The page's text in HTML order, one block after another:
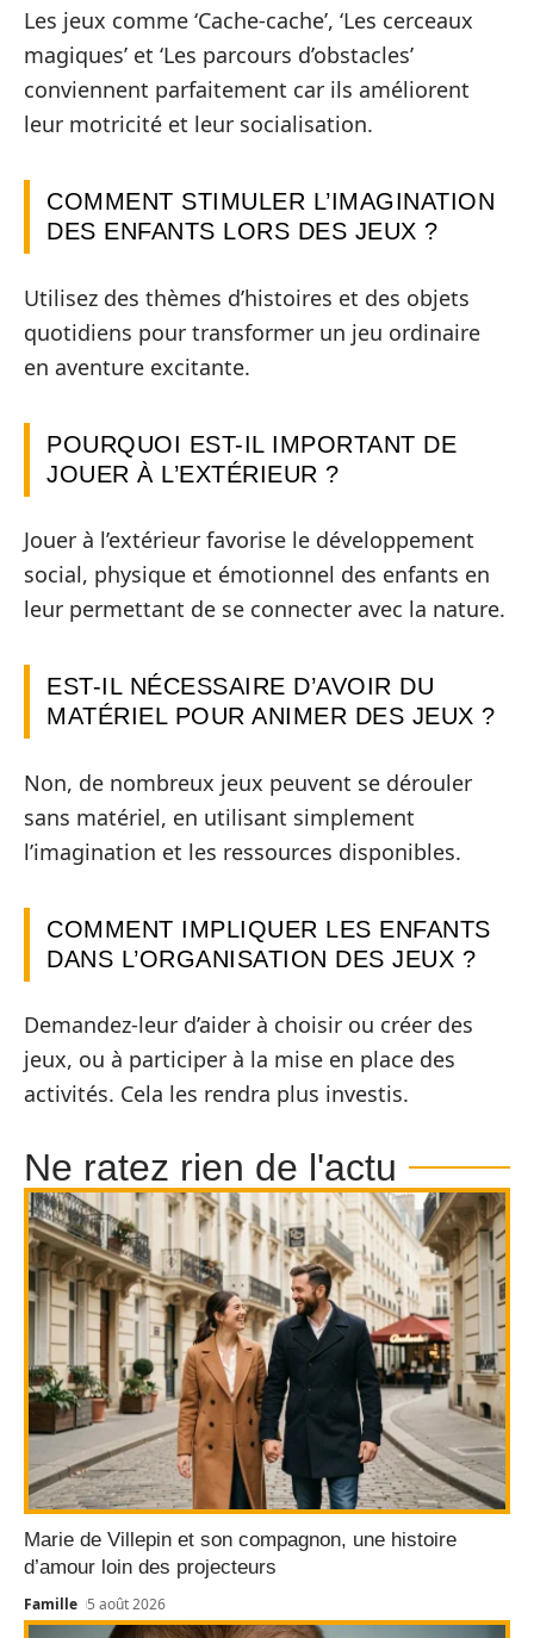
Les jeux comme ‘Cache-cache’, ‘Les cerceaux
magiques’ et ‘Les parcours d’obstacles’
conviennent parfaitement car ils améliorent
leur motricité et leur socialisation.
COMMENT STIMULER L’IMAGINATION
DES ENFANTS LORS DES JEUX ?
Utilisez des thèmes d’histoires et des objets
quotidiens pour transformer un jeu ordinaire
en aventure excitante.
POURQUOI EST-IL IMPORTANT DE
JOUER À L’EXTÉRIEUR ?
Jouer à l’extérieur favorise le développement
social, physique et émotionnel des enfants en
leur permettant de se connecter avec la nature.
EST-IL NÉCESSAIRE D’AVOIR DU
MATÉRIEL POUR ANIMER DES JEUX ?
Non, de nombreux jeux peuvent se dérouler
sans matériel, en utilisant simplement
l’imagination et les ressources disponibles.
COMMENT IMPLIQUER LES ENFANTS
DANS L’ORGANISATION DES JEUX ?
Demandez-leur d’aider à choisir ou créer des
jeux, ou à participer à la mise en place des
activités. Cela les rendra plus investis.
Ne ratez rien de l'actu
Marie de Villepin et son compagnon, une histoire
d’amour loin des projecteurs
Famille 5 août 2026